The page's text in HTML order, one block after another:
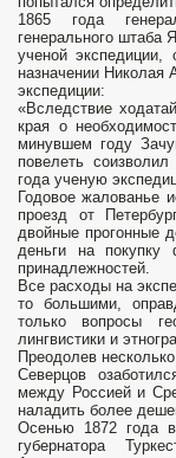
1865 года
генерального
ученой экспедиции,
назначении Николая
экспедиции:
«Вследствие
края о
минувшем году
повелеть
года ученую
Годовое жалованье
проезд от
двойные прогонные
деньги на покупку
принадлежностей.
Все расходы на
то большими,
только вопросы
лингвистики и
Преодолев
Северцов
между Россией и
наладить более
Осенью 1872 года
губернатора